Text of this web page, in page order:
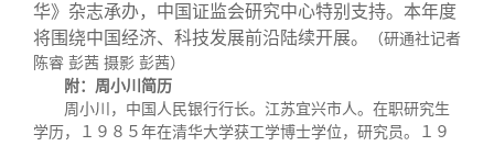
华》杂志承办，中国证监会研究中心特别支持。本年度
将围绕中国经济、科技发展前沿陆续开展。
（研通社记者
陈睿 彭茜 摄影 彭茜）
附：周小川简历
周小川，中国人民银行行长。江苏宜兴市人。在职研究生
学历，１９８５年在清华大学获工学博士学位，研究员。１９